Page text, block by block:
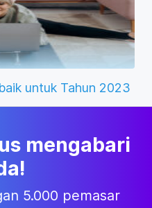
untuk Tahun 2023
mengabari
5.000 pemasar